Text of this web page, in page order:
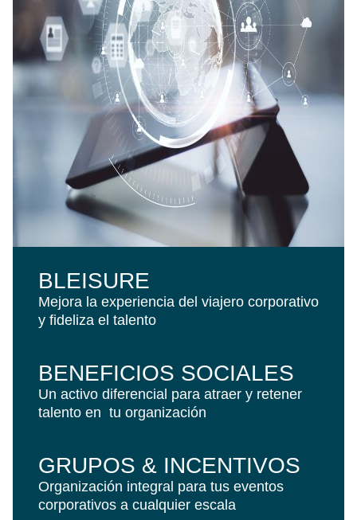
BLEISURE
Mejora la experiencia del viajero corporativo
y fideliza el talento
BENEFICIOS SOCIALES
Un activo diferencial para atraer y retener
talento en tu organización
GRUPOS & INCENTIVOS
Organización integral para tus eventos
corporativos a cualquier escala